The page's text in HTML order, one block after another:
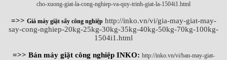
cho-xuong-giat-la-cong-nghiep-va-quy-trinh-giat-la-1504i1.html
=>> Giá máy giặt sấy công nghiệp http://inko.vn/vi/gia-may-giat-may-
say-cong-nghiep-20kg-25kg-30kg-35kg-40kg-50kg-70kg-100kg-
1504i1.html
=>> Bán máy giặt công nghiệp INKO: http://inko.vn/vi/ban-may-giat-